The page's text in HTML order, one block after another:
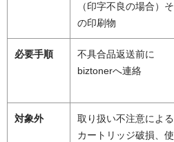
（印字不良の場合）そ
の印刷物
必要手順
不具合品返送前に
biztonerへ連絡
対象外
取り扱い不注意による
カートリッジ破損、使